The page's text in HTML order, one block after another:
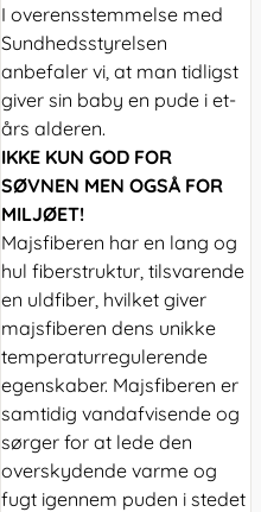
I overensstemmelse med
Sundhedsstyrelsen
anbefaler vi, at man tidligst
giver sin baby en pude i et-
års alderen.
IKKE KUN GOD FOR
SØVNEN MEN OGSÅ FOR
MILJØET!
Majsfiberen har en lang og
hul fiberstruktur, tilsvarende
en uldfiber, hvilket giver
majsfiberen dens unikke
temperaturregulerende
egenskaber. Majsfiberen er
samtidig vandafvisende og
sørger for at lede den
overskydende varme og
fugt igennem puden i stedet